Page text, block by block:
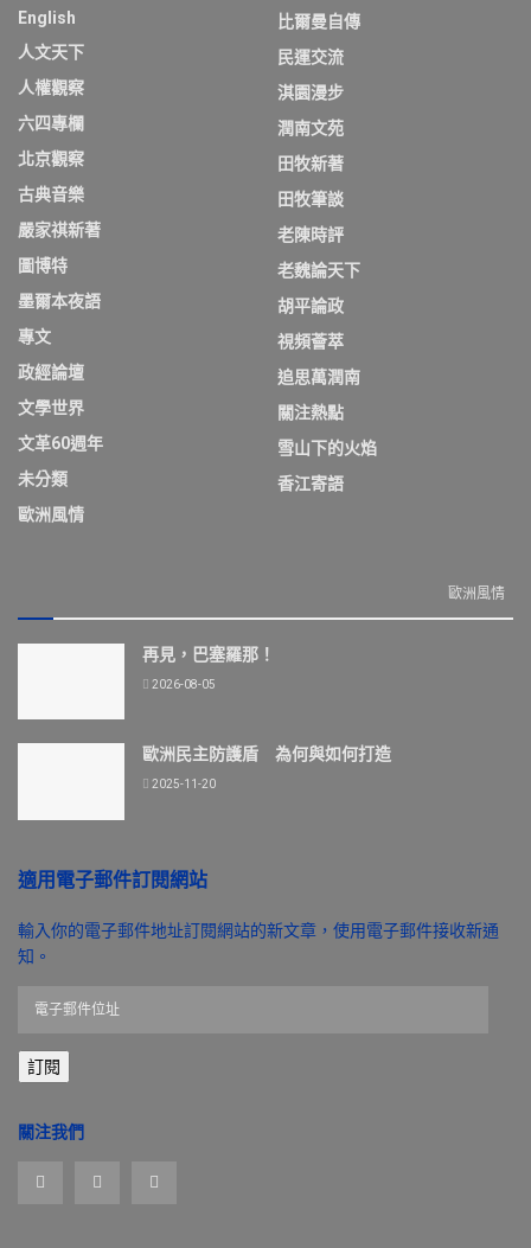
English
人文天下
人權觀察
六四專欄
北京觀察
古典音樂
嚴家祺新著
圖博特
墨爾本夜語
專文
政經論壇
文學世界
文革60週年
未分類
歐洲風情
比爾曼自傳
民運交流
淇園漫步
潤南文苑
田牧新著
田牧筆談
老陳時評
老魏論天下
胡平論政
視頻薈萃
追思萬潤南
關注熱點
雪山下的火焰
香江寄語
歐洲風情
再見，巴塞羅那！
2026-08-05
歐洲民主防護盾 為何與如何打造
2025-11-20
適用電子郵件訂閱網站
輸入你的電子郵件地址訂閱網站的新文章，使用電子郵件接收新通
知。
郵
件
址
訂閱
關注我們